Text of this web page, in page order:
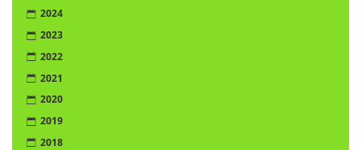
2024
2023
2022
2021
2020
2019
2018